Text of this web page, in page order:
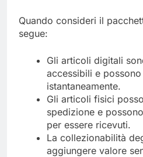
Quando consideri il
segue:
Gli articoli digitali
accessibili e
istantaneamente.
Gli articoli fisici
spedizione e
per essere ricevuti.
La collezionabilità
aggiungere valore